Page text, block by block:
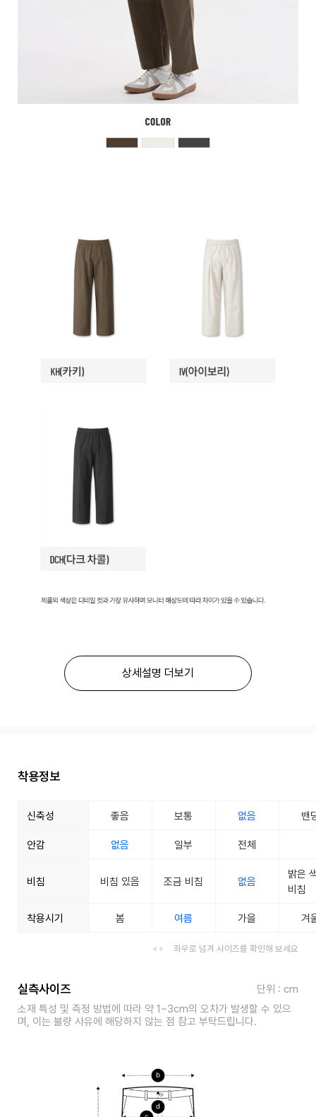
상세설명 더보기
착용정보
신축성 좋음 보통 없음 밴
안감 없음 일부 전체
비침 비침 있음 조금 비침 없음
밝은
비침
착용시기 봄 여름 가을 겨
좌우로 넘겨 사이즈를 확인해 보세요
실측사이즈
단위 : cm
소재 특성 및 측정 방법에 따라 약 1~3cm의 오차가 발생할 수 있으
며, 이는 불량 사유에 해당하지 않는 점 참고 부탁드립니다.